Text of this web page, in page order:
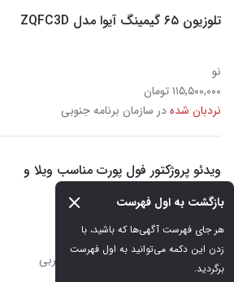
بازگشت به اول فهرست
برگردید.
تلوزیون ۶۵ گیمینگ آیوا مدل ZQFC3D
نو
۱۱۵,۵۰۰,۰۰۰ تومان
نردبان شدهدر سازمان برنامه جنوبی
ویدئو پروژکتور فول پورت مناسب ویلا و
منزل
در حد نو
۸,۰۰۰,۰۰۰ تومان
نردبان شده | فروشگاه
در تهرانپارس غربی